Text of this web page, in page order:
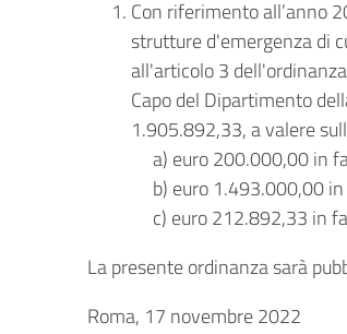
Con riferimento all’anno
strutture d'emergenza di
all'articolo 3
Capo del Dipartimento
1.905.892,33, a valere
a) euro 200.000,00 in
b) euro 1.493.000,00 in
c) euro 212.892,33 in
La presente ordinanza sarà
Roma, 17 novembre 2022